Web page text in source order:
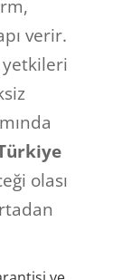
verir.
olası